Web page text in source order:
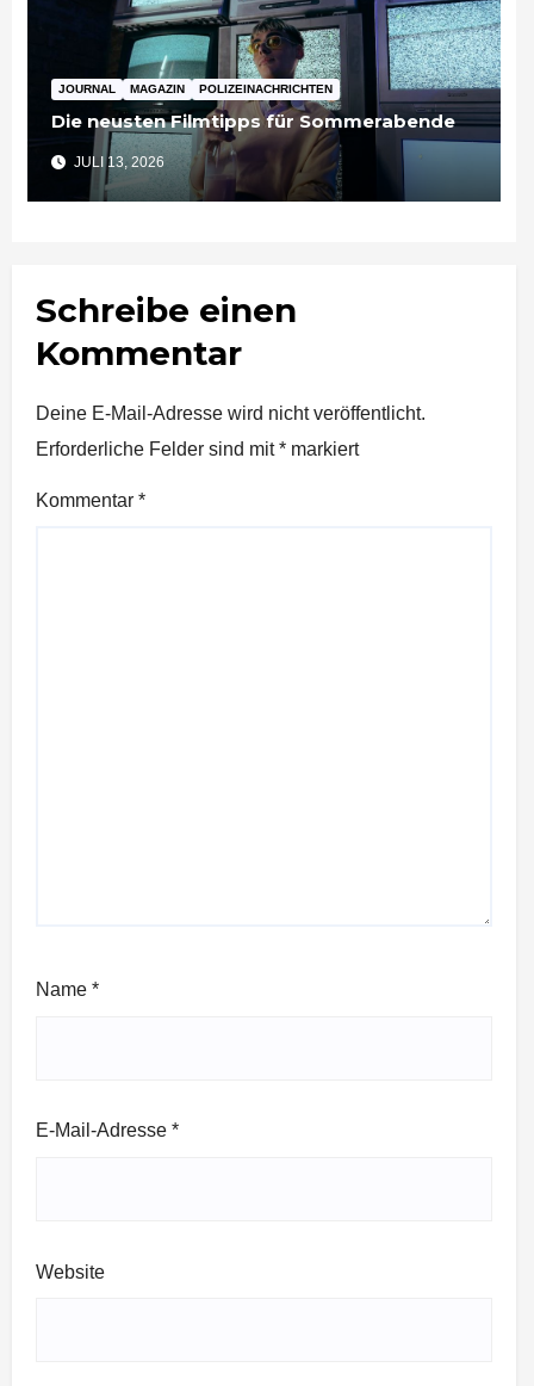
JOURNAL MAGAZIN POLIZEINACHRICHTEN
Die neusten Filmtipps für Sommerabende
JULI 13, 2026
Schreibe einen
Kommentar
Deine E-Mail-Adresse wird nicht veröffentlicht.
Erforderliche Felder sind mit* markiert
Kommentar *
Name *
E-Mail-Adresse *
Website